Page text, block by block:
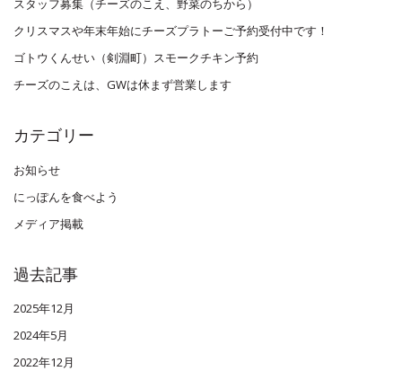
スタッフ募集（チーズのこえ、野菜のちから）
クリスマスや年末年始にチーズプラトーご予約受付中です！
ゴトウくんせい（剣淵町）スモークチキン予約
チーズのこえは、GWは休まず営業します
カテゴリー
お知らせ
にっぽんを食べよう
メディア掲載
過去記事
2025年12月
2024年5月
2022年12月